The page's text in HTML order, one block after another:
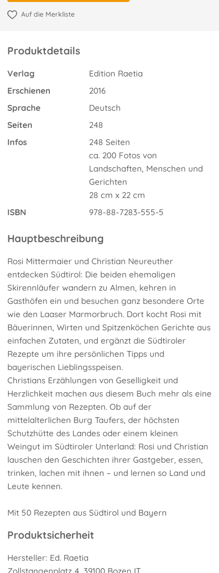
Auf die Merkliste
Produktdetails
Verlag
Edition Raetia
Erschienen
2016
Sprache
Deutsch
Seiten
248
Infos
248 Seiten
ca. 200 Fotos von
Landschaften, Menschen und
Gerichten
28 cm x 22 cm
ISBN
978-88-7283-555-5
Hauptbeschreibung
Rosi Mittermaier und Christian Neureuther
entdecken Südtirol: Die beiden ehemaligen
Skirennläufer wandern zu Almen, kehren in
Gasthöfen ein und besuchen ganz besondere Orte
wie den Laaser Marmorbruch. Dort kocht Rosi mit
Bäuerinnen, Wirten und Spitzenköchen Gerichte aus
einfachen Zutaten, und ergänzt die Südtiroler
Rezepte um ihre persönlichen Tipps und
bayerischen Lieblingsspeisen.
Christians Erzählungen von Geselligkeit und
Herzlichkeit machen aus diesem Buch mehr als eine
Sammlung von Rezepten. Ob auf der
mittelalterlichen Burg Taufers, der höchsten
Schutzhütte des Landes oder einem kleinen
Weingut im Südtiroler Unterland: Rosi und Christian
lauschen den Geschichten ihrer Gastgeber, essen,
trinken, lachen mit ihnen – und lernen so Land und
Leute kennen.
Mit 50 Rezepten aus Südtirol und Bayern
Produktsicherheit
Hersteller: Ed. Raetia
Zollstangenplatz 4, 39100 Bozen IT